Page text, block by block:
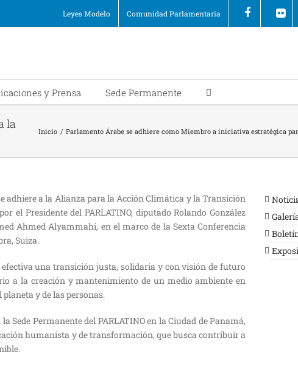
Leyes Modelo Comunidad Parlamentaria
y Prensa Sede Permanente
la
Inicio / Parlamento Árabe se adhiere como Miembro a iniciativa estratégica
adhiere a la Alianza para la Acción Climática y la Transición
el Presidente del PARLATINO, diputado Rolando González
Ahmed Alyammahi, en el marco de la Sexta Conferencia
Suiza.
efectiva una transición justa, solidaria y con visión de futuro
a la creación y mantenimiento de un medio ambiente en
y de las personas.
Sede Permanente del PARLATINO en la Ciudad de Panamá,
humanista y de transformación, que busca contribuir a